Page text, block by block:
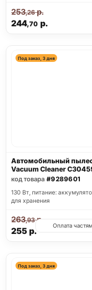
244,70р.
253,26р.
Под заказ, 3 дня
Автомобильный
Vacuum Cleaner
код товара #9289601
130 Вт, питание:
для хранения
255р.
263,93р.
Оплата
Под заказ, 3 дня